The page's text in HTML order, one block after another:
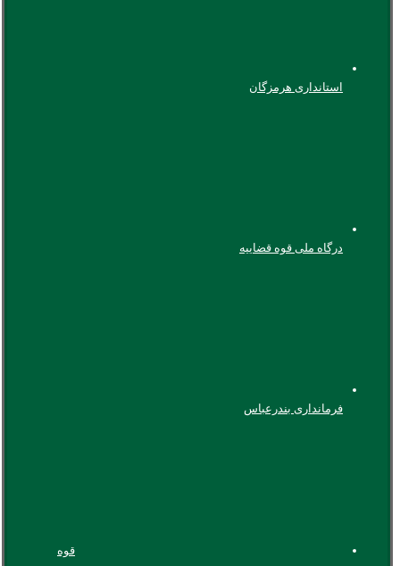
استانداری هرمزگان
درگاه ملی قوه قضاییه
فرمانداری بندرعباس
قوه